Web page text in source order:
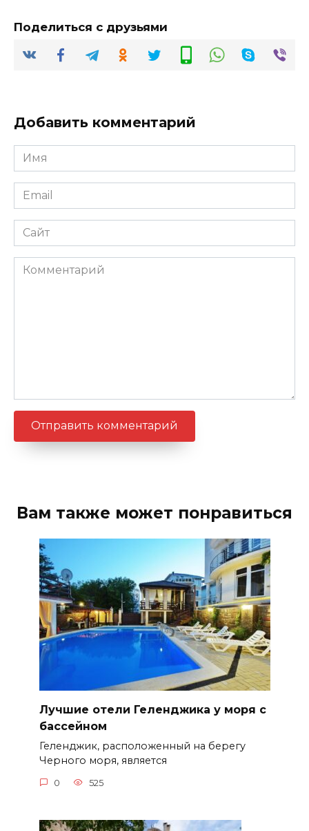
Поделиться с друзьями
Добавить комментарий
Имя
*
Email
*
Сайт
Комментарий
Вам также может понравиться
Лучшие отели Геленджика у моря с
бассейном
Геленджик, расположенный на берегу
Черного моря, является
0 525